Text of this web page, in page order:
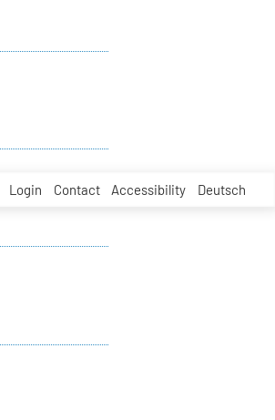
Login Contact Accessibility Deutsch